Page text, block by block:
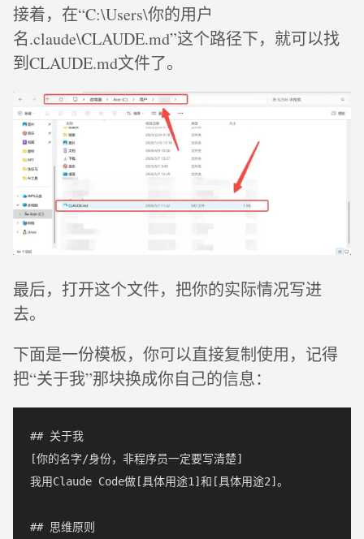
接着，在“C:\Users\你的用户
名.claude\CLAUDE.md”这个路径下，就可以找
到CLAUDE.md文件了。
最后，打开这个文件，把你的实际情况写进
去。
下面是一份模板，你可以直接复制使用，记得
把“关于我”那块换成你自己的信息：
## 关于我
[你的名字/身份，非程序员一定要写清楚]
我用Claude Code做[具体用途1]和[具体用途2]。
## 思维原则